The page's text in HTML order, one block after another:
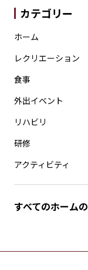
カテゴリー
ホーム
レクリエーション
食事
外出イベント
リハビリ
研修
アクティビティ
すべてのホームの